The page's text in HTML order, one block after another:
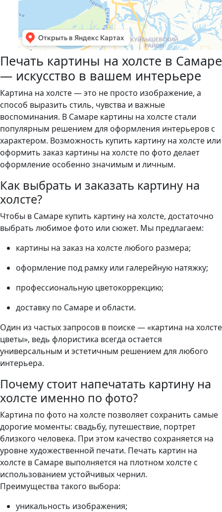
Печать картины на холсте в Самаре
— искусство в вашем интерьере
Картина на холсте — это не просто изображение, а
способ выразить стиль, чувства и важные
воспоминания. В Самаре картины на холсте стали
популярным решением для оформления интерьеров с
характером. Возможность купить картину на холсте или
оформить заказ картины на холсте по фото делает
оформление особенно значимым и личным.
Как выбрать и заказать картину на
холсте?
Чтобы в Самаре купить картину на холсте, достаточно
выбрать любимое фото или сюжет. Мы предлагаем:
картины на заказ на холсте любого размера;
оформление под рамку или галерейную натяжку;
профессиональную цветокоррекцию;
доставку по Самаре и области.
Один из частых запросов в поиске — «картина на холсте
цветы», ведь флористика всегда остается
универсальным и эстетичным решением для любого
интерьера.
Почему стоит напечатать картину на
холсте именно по фото?
Картина по фото на холсте позволяет сохранить самые
дорогие моменты: свадьбу, путешествие, портрет
близкого человека. При этом качество сохраняется на
уровне художественной печати. Печать картин на
холсте в Самаре выполняется на плотном холсте с
использованием устойчивых чернил.
Преимущества такого выбора:
уникальность изображения;